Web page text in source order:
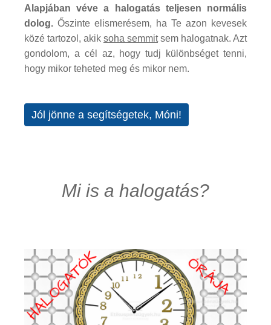
Alapjában véve a halogatás teljesen normális
dolog. Őszinte elismerésem, ha Te azon kevesek
közé tartozol, akik soha semmitsem halogatnak. Azt
gondolom, a cél az, hogy tudj különbséget tenni,
hogy mikor teheted meg és mikor nem.
Jól jönne a segítségetek, Móni!
Mi is a halogatás?